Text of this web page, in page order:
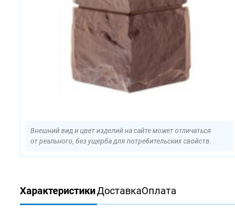
Внешний вид и цвет изделий на сайте может отличаться
от реального, без ущерба для потребительских свойств.
ХарактеристикиДоставкаОплата